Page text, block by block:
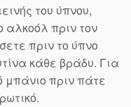
του ύπνου,
αλκοόλ πριν τον
πριν το ύπνο
κάθε βράδυ. Για
πριν πάτε